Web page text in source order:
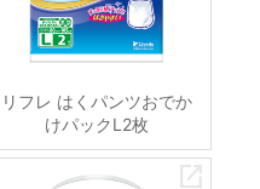
リフレ はくパンツおでか
けパックL2枚